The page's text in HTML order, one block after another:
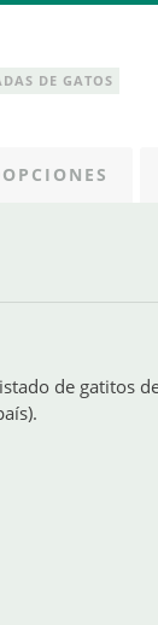
DE GATOS
de gatitos